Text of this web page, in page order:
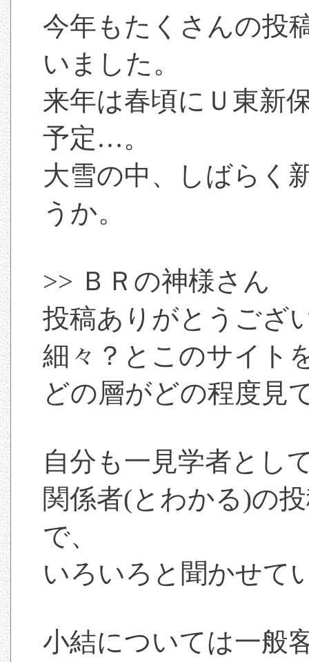
今年もたくさんの投
いました。
来年は春頃にＵ東新
予定…。
大雪の中、しばらく
うか。
>> ＢＲの神様さん
投稿ありがとうござ
細々？とこのサイト
どの層がどの程度見
自分も一見学者とし
関係者(とわかる)の
で、
いろいろと聞かせて
小結については一般